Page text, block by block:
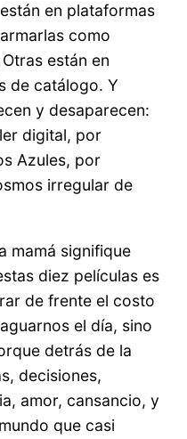
en plataformas
como
están en
de catálogo. Y
y desaparecen:
digital, por
Azules, por
irregular de
mamá signifique
diez películas es
de frente el costo
el día, sino
detrás de la
decisiones,
amor, cansancio, y
que casi